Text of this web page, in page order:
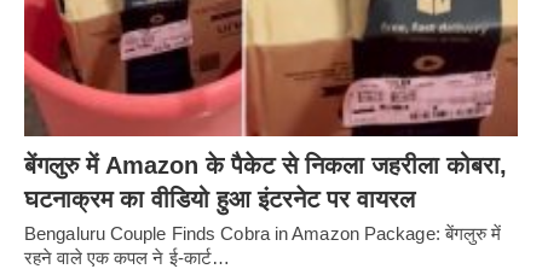
बेंगलुरु में Amazon के पैकेट से निकला जहरीला कोबरा,
घटनाक्रम का वीडियो हुआ इंटरनेट पर वायरल
Bengaluru Couple Finds Cobra in Amazon Package: बेंगलुरु में
रहने वाले एक कपल ने ई-कार्ट…